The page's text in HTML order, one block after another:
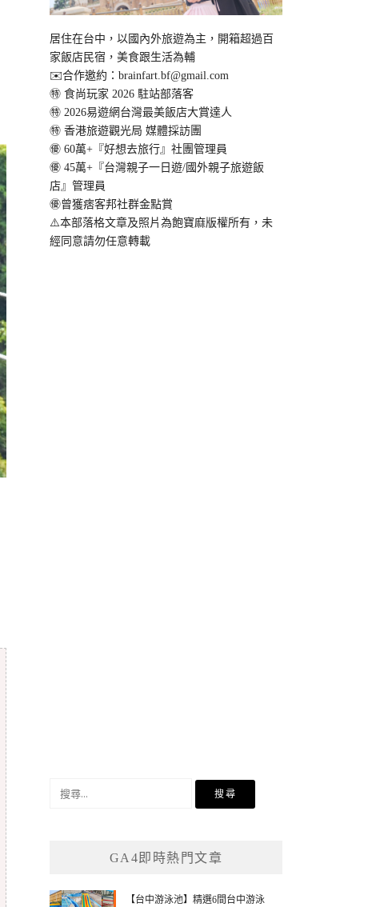
居住在台中，以國內外旅遊為主，開箱超過百
家飯店民宿，美食跟生活為輔
✉️合作邀約：brainfart.bf@gmail.com
㊕ 食尚玩家 2026 駐站部落客
㊕ 2026易遊網台灣最美飯店大賞達人
㊕ 香港旅遊觀光局 媒體採訪團
㊝ 60萬+『好想去旅行』社團管理員
㊝ 45萬+『台灣親子一日遊/國外親子旅遊飯
店』管理員
㊝曾獲痞客邦社群金點賞
⚠️本部落格文章及照片為飽寶麻版權所有，未
經同意請勿任意轉載
GA4即時熱門文章
【台中游泳池】精選6間台中游泳